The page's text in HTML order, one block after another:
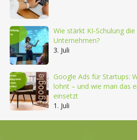
Wie stärkt KI-Schulung
Unternehmen?
3. Juli
Google Ads für Startups:
lohnt – und wie man das
einsetzt
1. Juli